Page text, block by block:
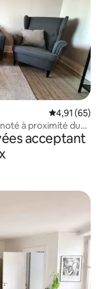
Évaluation
4,91 (65)
à proximité du
acceptant